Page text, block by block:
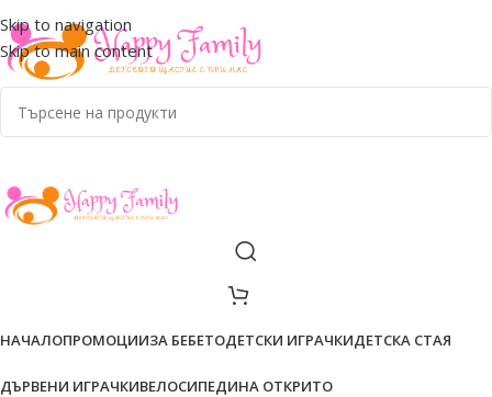
Skip to navigation
Skip to main content
НАЧАЛОПРОМОЦИИЗА БЕБЕТОДЕТСКИ ИГРАЧКИДЕТСКА СТАЯ
ДЪРВЕНИ ИГРАЧКИВЕЛОСИПЕДИНА ОТКРИТО